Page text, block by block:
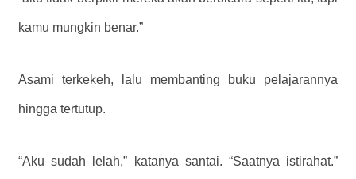
kamu mungkin benar.”
Asami terkekeh, lalu membanting buku pelajarannya
hingga tertutup.
“Aku sudah lelah,” katanya santai. “Saatnya istirahat.”